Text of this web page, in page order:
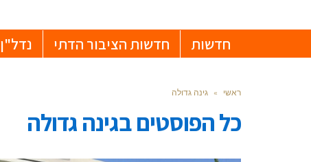
חדשות חדשות הציבור הדתי נדל"ן
ראשי » גינה גדולה
כל הפוסטים בגינה גדולה